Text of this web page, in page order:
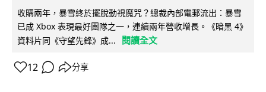
收購兩年，暴雪終於擺脫動視魔咒？總裁內部電郵流出：暴雪
已成 Xbox 表現最好團隊之一，連續兩年營收增長。《暗黑 4》
資料片同《守望先鋒》成...
閱讀全文
12 分享